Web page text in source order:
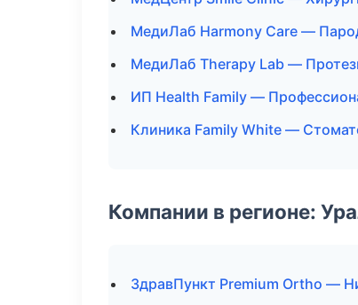
МедиЛаб Harmony Care —
МедиЛаб Therapy Lab —
ИП Health Family —
Клиника Family White —
Компании в регионе:
ЗдравПункт Premium Ortho —